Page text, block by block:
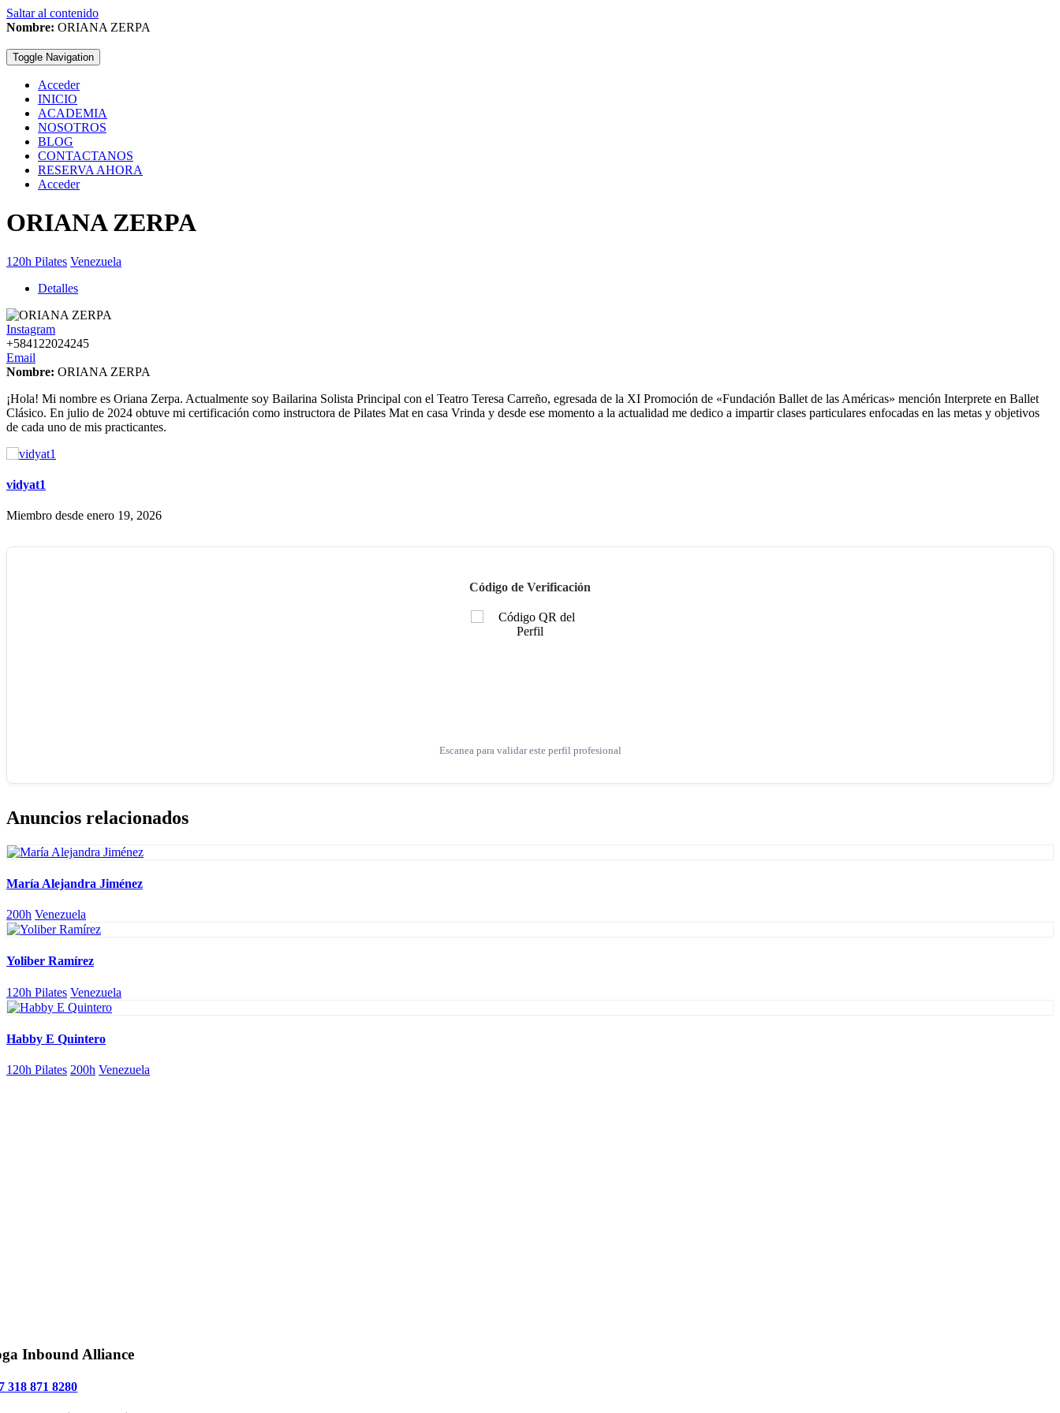
Saltar al contenido
Nombre: ORIANA ZERPA
Toggle Navigation
Acceder
INICIO
ACADEMIA
NOSOTROS
BLOG
CONTACTANOS
RESERVA AHORA
Acceder
ORIANA ZERPA
120h Pilates Venezuela
Detalles
Instagram
+584122024245
Email
Nombre: ORIANA ZERPA
¡Hola! Mi nombre es Oriana Zerpa. Actualmente soy Bailarina Solista Principal con el Teatro Teresa Carreño, egresada de la XI Promoción de «Fundación Ballet de las Américas» mención Interprete en Ballet
Clásico. En julio de 2024 obtuve mi certificación como instructora de Pilates Mat en casa Vrinda y desde ese momento a la actualidad me dedico a impartir clases particulares enfocadas en las metas y objetivos
de cada uno de mis practicantes.
vidyat1
Miembro desde enero 19, 2026
Código de Verificación
Escanea para validar este perfil profesional
Anuncios relacionados
María Alejandra Jiménez
200h Venezuela
Yoliber Ramírez
120h Pilates Venezuela
Habby E Quintero
120h Pilates 200h Venezuela
Inbound Alliance
318 871 8280